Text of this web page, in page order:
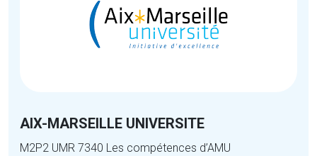
AIX-MARSEILLE UNIVERSITE
M2P2 UMR 7340 Les compétences d’AMU